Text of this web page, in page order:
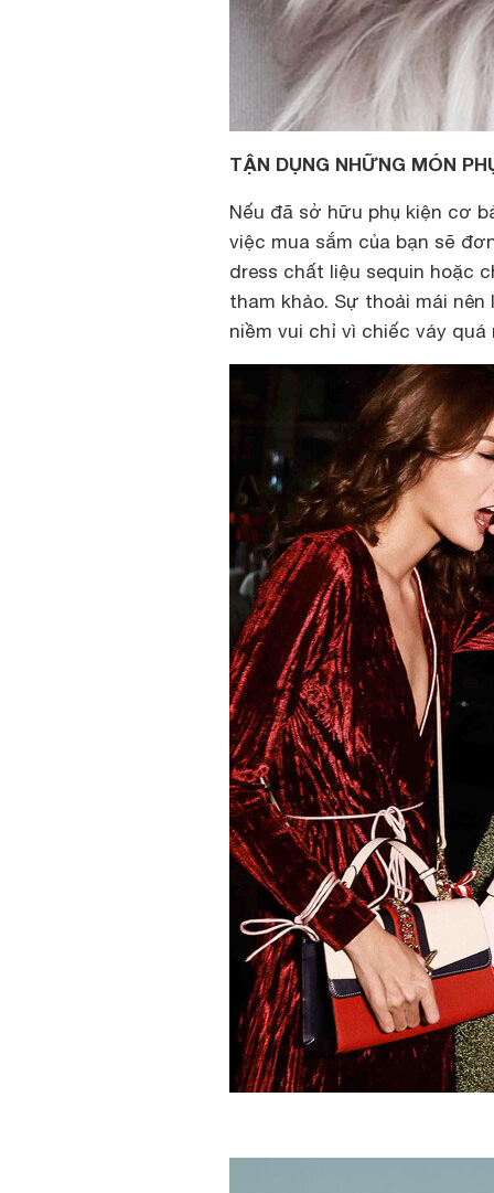
TẬN DỤNG NHỮNG MÓN
Nếu đã sở hữu phụ kiện cơ
việc mua sắm của bạn sẽ
dress chất liệu sequin hoặc
tham khảo. Sự thoải mái
niềm vui chỉ vì chiếc váy